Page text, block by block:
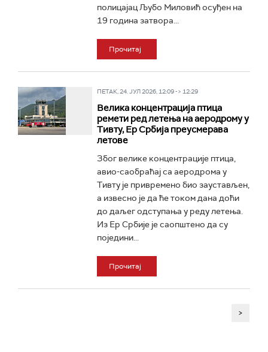
полицајац Љубо Миловић осуђен на
19 година затвора...
Прочитај
ПЕТАК, 24. ЈУЛ 2026, 12:09 -> 12:29
Велика концентрација птица
ремети ред летења на аеродрому у
Тивту, Ер Србија преусмерава
летове
Због велике концентрације птица,
авио-саобраћај са аеродрома у
Тивту је привремено био заустављен,
а извесно је да ће током дана доћи
до даљег одступања у реду летења.
Из Ер Србије је саопштено да су
поједини...
Прочитај
>